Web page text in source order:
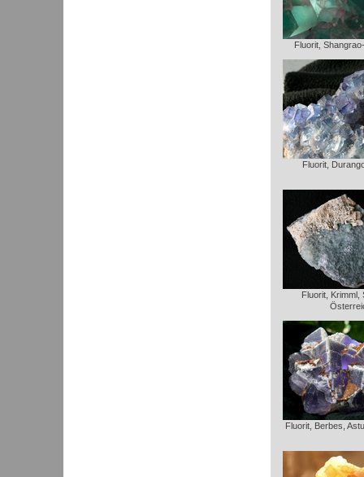
Fluorit,
Fluorit,
Fluorit, Krimml,
Fluorit, Berbes,